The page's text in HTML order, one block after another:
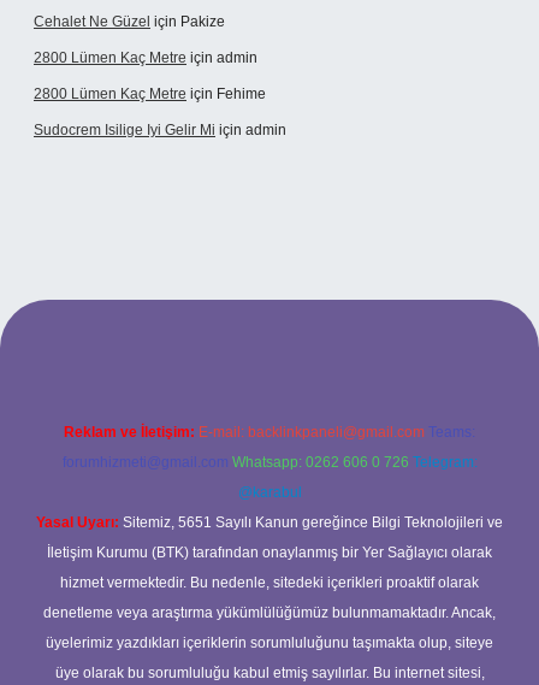
Cehalet Ne Güzel için Pakize
2800 Lümen Kaç Metre için admin
2800 Lümen Kaç Metre için Fehime
Sudocrem Isilige Iyi Gelir Mi için admin
opera bet giriş
Reklam ve İletişim: E-mail: backlinkpaneli@gmail.com Teams:
forumhizmeti@gmail.com Whatsapp: 0262 606 0 726 Telegram:
@karabul
Yasal Uyarı: Sitemiz, 5651 Sayılı Kanun gereğince Bilgi Teknolojileri ve
İletişim Kurumu (BTK) tarafından onaylanmış bir Yer Sağlayıcı olarak
hizmet vermektedir. Bu nedenle, sitedeki içerikleri proaktif olarak
denetleme veya araştırma yükümlülüğümüz bulunmamaktadır. Ancak,
üyelerimiz yazdıkları içeriklerin sorumluluğunu taşımakta olup, siteye
üye olarak bu sorumluluğu kabul etmiş sayılırlar. Bu internet sitesi,